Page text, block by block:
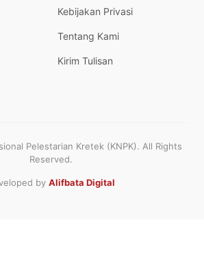
Kebijakan Privasi
Tentang Kami
Kirim Tulisan
Pelestarian Kretek (KNPK). All Rights
Reserved.
by Alifbata Digital